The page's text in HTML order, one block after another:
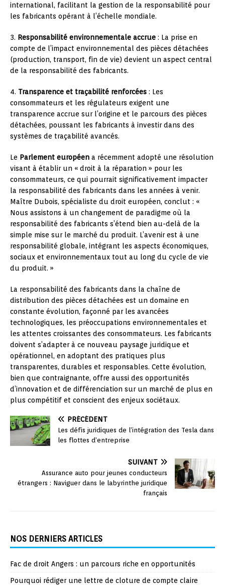
international, facilitant la gestion de la responsabilité pour
les fabricants opérant à l’échelle mondiale.
3. Responsabilité environnementale accrue : La prise en
compte de l’impact environnemental des pièces détachées
(production, transport, fin de vie) devient un aspect central
de la responsabilité des fabricants.
4. Transparence et traçabilité renforcées : Les
consommateurs et les régulateurs exigent une
transparence accrue sur l’origine et le parcours des pièces
détachées, poussant les fabricants à investir dans des
systèmes de traçabilité avancés.
Le Parlement européen a récemment adopté une résolution
visant à établir un « droit à la réparation » pour les
consommateurs, ce qui pourrait significativement impacter
la responsabilité des fabricants dans les années à venir.
Maître Dubois, spécialiste du droit européen, conclut : «
Nous assistons à un changement de paradigme où la
responsabilité des fabricants s’étend bien au-delà de la
simple mise sur le marché du produit. L’avenir est à une
responsabilité globale, intégrant les aspects économiques,
sociaux et environnementaux tout au long du cycle de vie
du produit. »
La responsabilité des fabricants dans la chaîne de
distribution des pièces détachées est un domaine en
constante évolution, façonné par les avancées
technologiques, les préoccupations environnementales et
les attentes croissantes des consommateurs. Les fabricants
doivent s’adapter à ce nouveau paysage juridique et
opérationnel, en adoptant des pratiques plus
transparentes, durables et responsables. Cette évolution,
bien que contraignante, offre aussi des opportunités
d’innovation et de différenciation sur un marché de plus en
plus compétitif et conscient des enjeux sociétaux.
PRÉCÉDENT
Les défis juridiques de l’intégration des Tesla dans
les flottes d’entreprise
SUIVANT
Assurance auto pour jeunes conducteurs
étrangers : Naviguer dans le labyrinthe juridique
français
NOS DERNIERS ARTICLES
Fac de droit Angers : un parcours riche en opportunités
Pourquoi rédiger une lettre de cloture de compte claire